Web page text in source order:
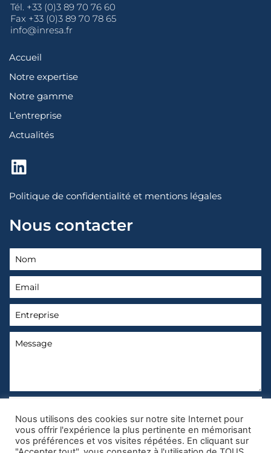
Tél. +33 (0)3 89 70 76 60
Fax +33 (0)3 89 70 78 65
info@inresa.fr
Accueil
Notre expertise
Notre gamme
L’entreprise
Actualités
L
n
k
e
d
i
n
Politique de confidentialité et mentions légales
Nous contacter
Oui, j’accepte la politique de confidentialité et mentions
légales .
J'accepte également d'être recontacté par INRESA en
Nous utilisons des cookies sur notre site Internet pour
vous offrir l'expérience la plus pertinente en mémorisant
vos préférences et vos visites répétées. En cliquant sur